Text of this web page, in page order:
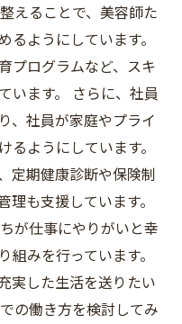
えることで、美容師た
ようにしています。
プログラムなど、スキ
います。 さらに、社員
、社員が家庭やプライ
ようにしています。
定期健康診断や保険制
も支援しています。
が仕事にやりがいと幸
みを行っています。
実した生活を送りたい
の働き方を検討してみ